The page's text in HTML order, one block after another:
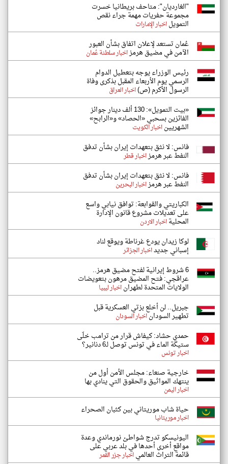
"الغارديان": متاحف بريطانيا خسرت
مجموعة حفريات مهمة جراء نقص
التمويلاخبار الإمارات
عُمان تستعد لإعلان اتفاق بشأن العبور
الآمن في مضيق هرمزاخبار سلطنة عُمان
رئيس الوزراء يوجه بتعطيل الدوام
الرسمي يوم الأربعاء المقبل بذكرى وفاة
الرسول الأكرم (ص)اخبار العراق
«بيت التمويل»: 130 ألف دينار جوائز
الفائزين بسحبي «الحصاد» و«الرابح»
الشهرييناخبار الكويت
فانس: لا نثق بتعهدات إيران بشأن تدفق
النفط عبر هرمزاخبار قطر
فانس: لا نثق بتعهدات إيران بشأن تدفق
النفط عبر هرمزاخبار البحرين
الكباريتي والقوابعة: توافق نيابي واسع
على تعديلات مشروع قانون الإدارة
المحليةاخبار الاردن
لوكا زيدان يودع غرناطة ويوقع لناد
إسباني جديداخبار الجزائر
6 شروط إيرانية لفتح مضيق هرمز..
عراقجي: فتح المضيق مرهون بتعويضات
الولايات المتحدة لطهراناخبار ليبيا
جبريل.. لن أخلع بزتي العسكرية قبل
تطهير السوداناخبار السودان
حمدي حشاد: كيفاش قرار من ترامب خلّى
ستيكة الماء في تونس توصل لـ6 دنانير؟
اخبار تونس
خارجية صنعاء: مجلس الأمن أول من
ينتهك المواثيق والحقوق التي ينادي بها
اخبار اليمن
حياة شاب موريتاني بين كثبان الصحراء
اخبار موريتانيا
اليونيسكو تدرج شواطئ نورماندي وعدة
مواقع أخرى أحدها في بلد عربي على
قائمة التراث العالمياخبار جزر القمر